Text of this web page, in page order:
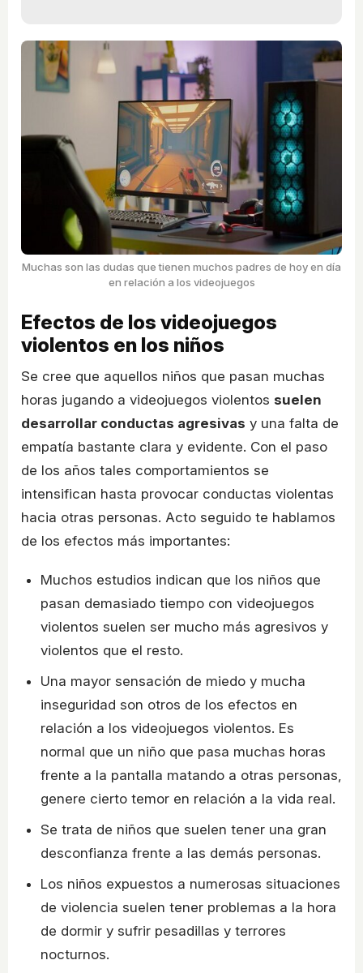
Muchas son las dudas que tienen muchos padres de hoy en día
en relación a los videojuegos
Efectos de los videojuegos
violentos en los niños
Se cree que aquellos niños que pasan muchas
horas jugando a videojuegos violentos suelen
desarrollar conductas agresivas y una falta de
empatía bastante clara y evidente. Con el paso
de los años tales comportamientos se
intensifican hasta provocar conductas violentas
hacia otras personas. Acto seguido te hablamos
de los efectos más importantes:
Muchos estudios indican que los niños que
pasan demasiado tiempo con videojuegos
violentos suelen ser mucho más agresivos y
violentos que el resto.
Una mayor sensación de miedo y mucha
inseguridad son otros de los efectos en
relación a los videojuegos violentos. Es
normal que un niño que pasa muchas horas
frente a la pantalla matando a otras personas,
genere cierto temor en relación a la vida real.
Se trata de niños que suelen tener una gran
desconfianza frente a las demás personas.
Los niños expuestos a numerosas situaciones
de violencia suelen tener problemas a la hora
de dormir y sufrir pesadillas y terrores
nocturnos.